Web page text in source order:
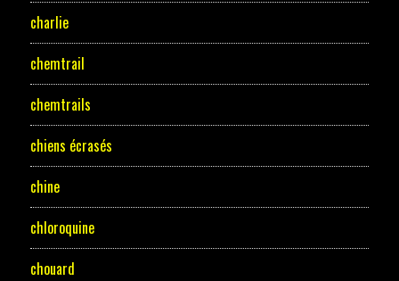
charlie
chemtrail
chemtrails
chiens écrasés
chine
chloroquine
chouard